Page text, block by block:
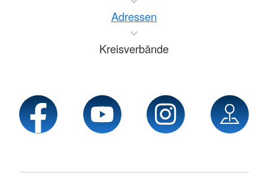
Adressen
Kreisverbände